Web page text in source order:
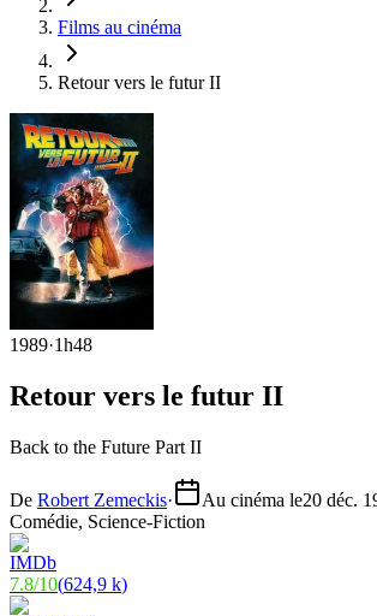
Films au cinéma
Retour vers le futur II
1989·1h48
Retour vers le futur II
Back to the Future Part II
De Robert Zemeckis· Au cinéma le20 déc.
Comédie, Science-Fiction
7.8/10(624,9 k)